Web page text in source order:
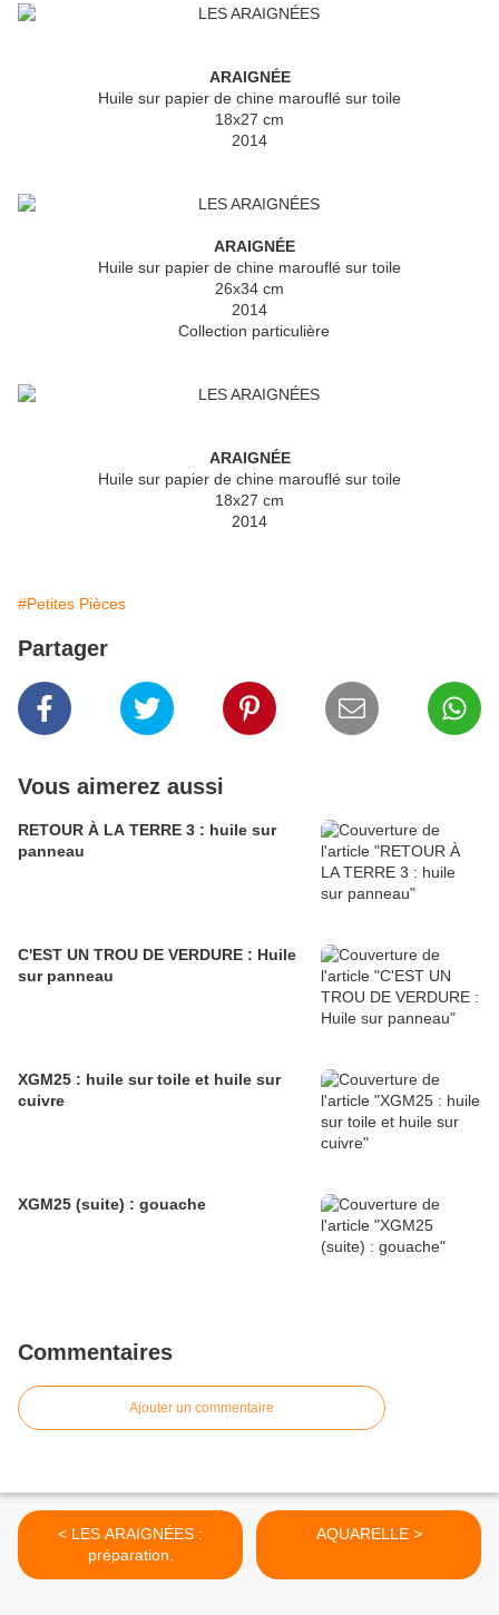
ARAIGNÉE
Huile sur papier de chine marouflé sur toile
18x27 cm
2014
ARAIGNÉE
Huile sur papier de chine marouflé sur toile
26x34 cm
2014
Collection particulière
ARAIGNÉE
Huile sur papier de chine marouflé sur toile
18x27 cm
2014
#Petites Pièces
Partager
Vous aimerez aussi
RETOUR À LA TERRE 3 : huile sur
panneau
C'EST UN TROU DE VERDURE : Huile
sur panneau
XGM25 : huile sur toile et huile sur
cuivre
XGM25 (suite) : gouache
Commentaires
Ajouter un commentaire
< LES ARAIGNÉES :
préparation.
AQUARELLE >